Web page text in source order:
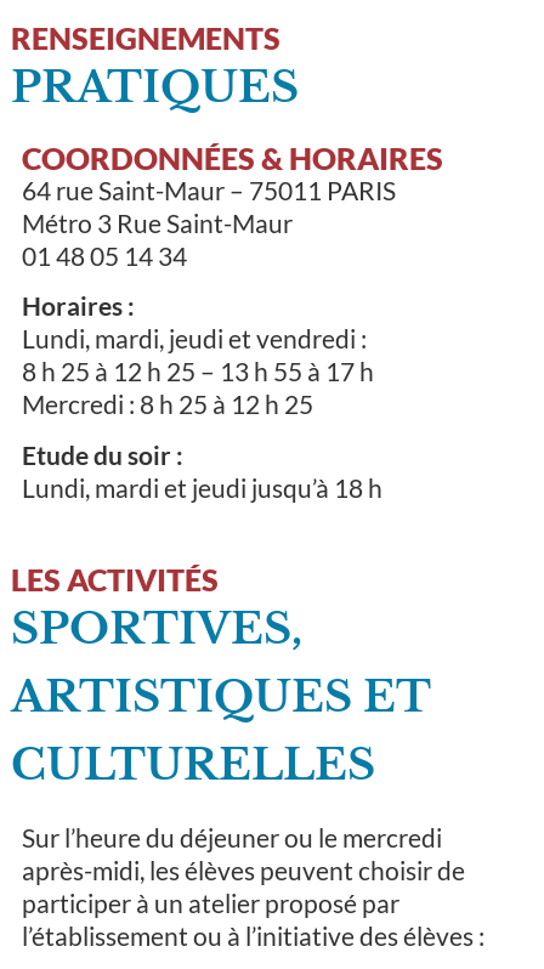
RENSEIGNEMENTS
PRATIQUES
COORDONNÉES & HORAIRES
64 rue Saint-Maur – 75011 PARIS
Métro 3 Rue Saint-Maur
01 48 05 14 34
Horaires :
Lundi, mardi, jeudi et vendredi :
8 h 25 à 12 h 25 – 13 h 55 à 17 h
Mercredi : 8 h 25 à 12 h 25
Etude du soir :
Lundi, mardi et jeudi jusqu’à 18 h
LES ACTIVITÉS
SPORTIVES,
ARTISTIQUES ET
CULTURELLES
Sur l’heure du déjeuner ou le mercredi
après-midi, les élèves peuvent choisir de
participer à un atelier proposé par
l’établissement ou à l’initiative des élèves :